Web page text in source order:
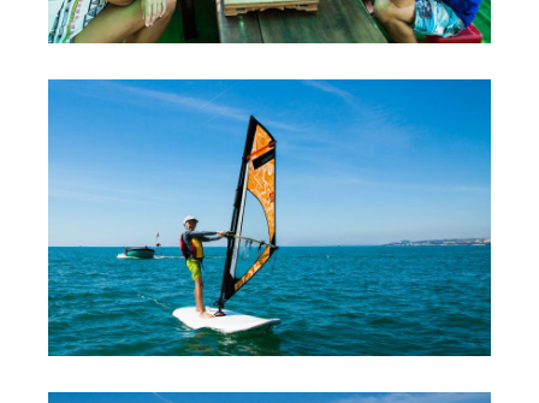
Классический серфинг и SUP
Продажа оборудования
Обучение кайтсерфингу
Система скидок
Обучение Wing Foil